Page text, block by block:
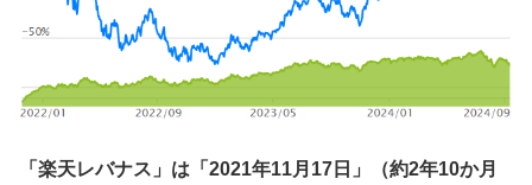
「楽天レバナス」は「2021年11月17日」（約2年10か月